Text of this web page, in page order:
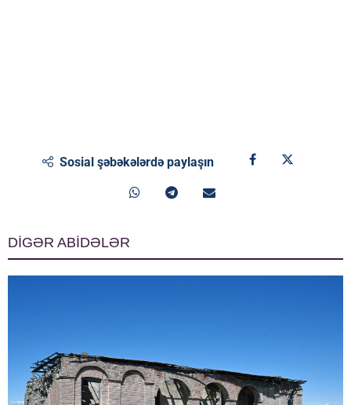
Sosial şəbəkələrdə paylaşın
DİGƏR ABİDƏLƏR